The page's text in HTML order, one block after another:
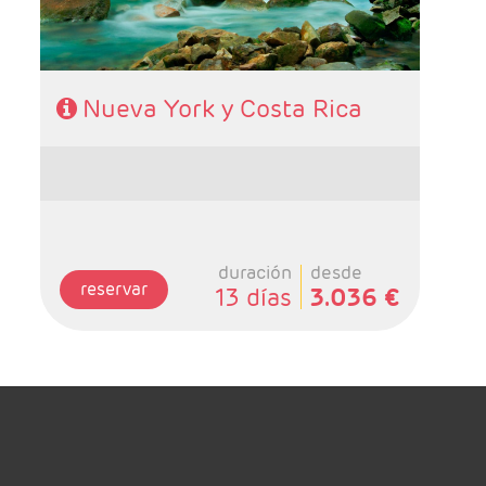
Nueva York y Costa Rica
reservar
duración
13 días
desde
3.036 €